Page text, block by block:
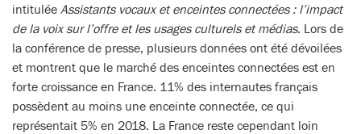
intitulée Assistants vocaux et enceintes connectées : l’impact
de la voix sur l’offre et les usages culturels et médias. Lors de
la conférence de presse, plusieurs données ont été dévoilées
et montrent que le marché des enceintes connectées est en
forte croissance en France. 11% des internautes français
possèdent au moins une enceinte connectée, ce qui
représentait 5% en 2018. La France reste cependant loin